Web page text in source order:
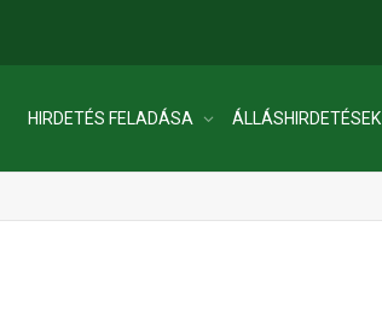
HIRDETÉS FELADÁSA ÁLLÁSHIRDETÉSEK